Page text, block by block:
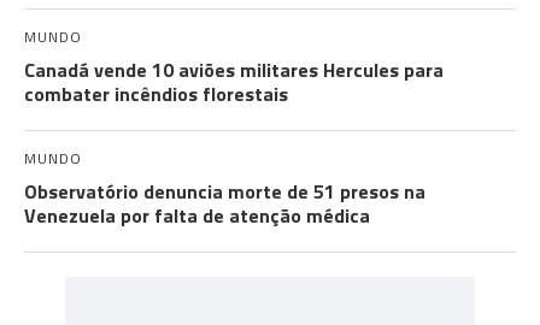
MUNDO
Canadá vende 10 aviões militares Hercules para
combater incêndios florestais
MUNDO
Observatório denuncia morte de 51 presos na
Venezuela por falta de atenção médica